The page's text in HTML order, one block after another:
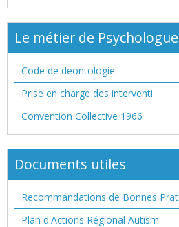
Le métier de Psychologue
Code de deontologie
Prise en charge des interventi
Convention Collective 1966
Documents utiles
Recommandations de Bonnes Prat
Plan d'Actions Régional Autism